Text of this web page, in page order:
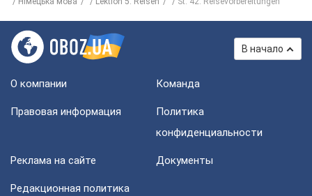
В начало
О компании Команда
Правовая информация
Политика
конфиденциальности
Реклама на сайте Документы
Редакционная политика